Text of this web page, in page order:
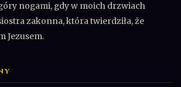
nogami, gdy w moich drzwiach
zakonna, która twierdziła, że
Jezusem.